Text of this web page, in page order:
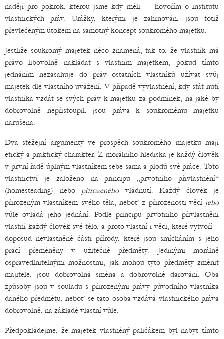
nadějí pro pokrok, kterou jsme kdy měli
– hovořím o institutu
vlastnických práv. Urážky, kterými je zahrnován, jsou totiž
převlečeným útokem na samotný koncept soukromého majetku.
Jestliže soukromý majetek něco znamená, tak to, že vlastník má
právo libovolně nakládat s vlastním majetkem, pokud tímto
jednáním nezasahuje do práv ostatních vlastníků užívat svůj
majetek dle vlastního uvážení. V případě vyvlastnění, kdy stát nutí
vlastníka vzdát se svých práv k majetku za podmínek, na jaké by
dobrovolně nepřistoupil, jsou práva k soukromému majetku
narušena.
Dva stěžejní argumenty ve prospěch soukromého majetku mají
etický a praktický charakter. Z morálního hlediska je každý člověk
v první řadě úplným vlastníkem sebe sama a plodů své práce. Toto
vlastnictví je založeno na principu „prvotního přivlastnění“
(homesteading) nebo přirozenéhovládnutí. Každý člověk je
přirozeným vlastníkem svého těla, neboť z přirozenosti věcí jeho
vůle ovládá jeho jednání. Podle principu prvotního přivlastnění
vlastní každý člověk své tělo, a proto vlastní i věci, které vytvoří –
doposud nevlastněné části přírody, které jsou smícháním s jeho
prací přeměněny v užitečné předměty. Jedinými morálně
ospravedlnitelnými možnostmi, jak mohou tyto předměty změnit
majitele, jsou dobrovolná směna a dobrovolné darování. Oba
způsoby jsou v souladu s přirozenými právy původního vlastníka
daného předmětu, neboť se tato osoba vzdává vlastnického práva
dobrovolně, na základě vlastní vůle.
Předpokládejme, že majetek vlastněný paličákem byl nabyt tímto